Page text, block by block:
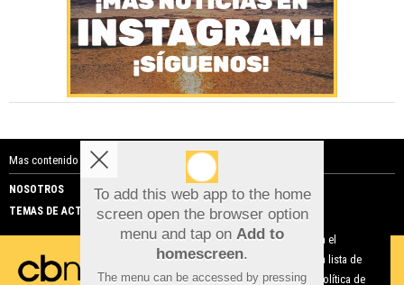
Mas contenido de Costa Blanca Noticias:
NOSOTROS
PUBLICIDAD
TEMAS DE ACTUALIDAD
To add this web app to the home
screen open the browser option
menu and tap on Add to
homescreen.
The menu can be accessed by pressing
Aviso sobre el Uso de cookies:
Utilizamos cookies nuestras y de terceros para el
funcionamiento del digital. Puedes consultar la lista de
cookies y como desconectarlas. Ver nuestra Política de